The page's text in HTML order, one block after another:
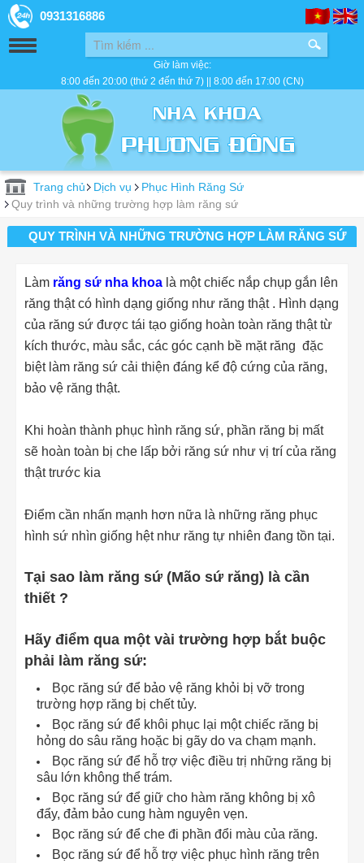
0931316886
Giờ làm việc:
8:00 đến 20:00 (thứ 2 đến thứ 7) || 8:00 đến 17:00 (CN)
Trang chủ Dịch vụ
Phục Hình Răng Sứ
Quy trình và những trường hợp làm răng sứ
QUY TRÌNH VÀ NHỮNG TRƯỜNG HỢP LÀM RĂNG SỨ
Làm răng sứnha khoalà một chiếc nắp chụp gắn lên
răng thật có hình dạng giống như răng thật . Hình dạng
của răng sứ được tái tạo giống hoàn toàn răng thật từ
kích thước, màu sắc, các góc cạnh bề mặt răng đặc
biệt làm răng sứ cải thiện đáng kể độ cứng của răng,
bảo vệ răng thật.
Khi hoàn thành phục hình răng sứ, phần răng bị mất
sẽ hoàn toàn bị che lấp bởi răng sứ như vị trí của răng
thật trước kia
Điểm cần nhấn mạnh hơn nữa là những răng phục
hình sứ nhìn giống hệt như răng tự nhiên đang tồn tại.
Tại sao làm răng sứ (Mão sứ răng) là cần
thiết ?
Hãy điểm qua một vài trường hợp bắt buộc
phải làm răng sứ:
Bọc răng sứ để bảo vệ răng khỏi bị vỡ trong
trường hợp răng bị chết tủy.
Bọc răng sứ để khôi phục lại một chiếc răng bị
hỏng do sâu răng hoặc bị gãy do va chạm mạnh.
Bọc răng sứ để hỗ trợ việc điều trị những răng bị
sâu lớn không thể trám.
Bọc răng sứ để giữ cho hàm răng không bị xô
đẩy, đảm bảo cung hàm nguyên vẹn.
Bọc răng sứ để che đi phần đổi màu của răng.
Bọc răng sứ để hỗ trợ việc phục hình răng trên